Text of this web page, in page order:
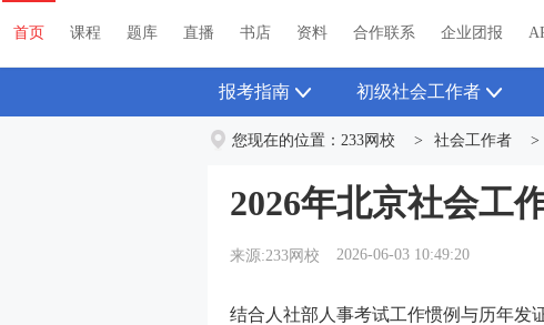
首页 课程 题库 直播 书店 资料 关于
首页 课程 题库 直播 书店 资料 合作联系 企业团报
报考指南 初级社会工作者
您现在的位置： 233网校 > 社会工作者 >
2026年北京社会工
来源:233网校 2026-06-03 10:49:20
结合人社部人事考试工作惯例与历年发